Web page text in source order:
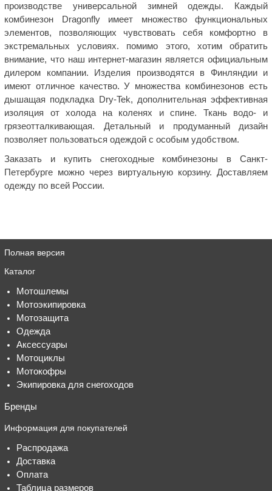
производстве универсальной зимней одежды. Каждый
комбинезон Dragonfly имеет множество функциональных
элементов, позволяющих чувствовать себя комфортно в
экстремальных условиях. помимо этого, хотим обратить
внимание, что наш интернет-магазин является официальным
дилером компании. Изделия производятся в Финляндии и
имеют отличное качество. У множества комбинезонов есть
дышащая подкладка Dry-Tek, дополнительная эффективная
изоляция от холода на коленях и спине. Ткань водо- и
грязеотталкивающая. Детальный и продуманный дизайн
позволяет пользоваться одеждой с особым удобством.
Заказать и купить снегоходные комбинезоны в Санкт-
Петербурге можно через виртуальную корзину. Доставляем
одежду по всей России.
Полная версия
Каталог
Мотошлемы
Мотоэкипировка
Мотозащита
Одежда
Аксессуары
Мотоциклы
Мотокофры
Экипировка для снегоходов
Бренды
Информация для покупателей
Распродажа
Доставка
Оплата
Таблица размеров